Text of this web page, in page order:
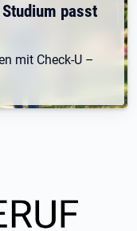
passt
mit Check-U –